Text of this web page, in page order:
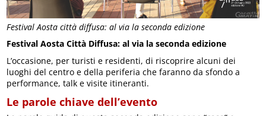
Festival Aosta città diffusa: al via la seconda edizione
Festival Aosta Città Diffusa: al via la seconda edizione
L’occasione, per turisti e residenti, di riscoprire alcuni dei
luoghi del centro e della periferia che faranno da sfondo a
performance, talk e visite itineranti.
Le parole chiave dell’evento